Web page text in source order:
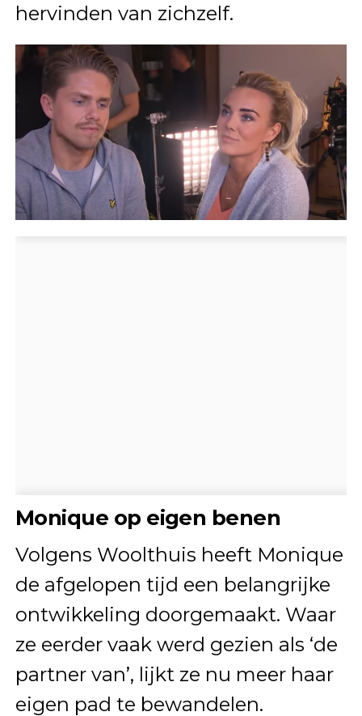
hervinden van zichzelf.
Monique op eigen benen
Volgens Woolthuis heeft Monique
de afgelopen tijd een belangrijke
ontwikkeling doorgemaakt. Waar
ze eerder vaak werd gezien als ‘de
partner van’, lijkt ze nu meer haar
eigen pad te bewandelen.